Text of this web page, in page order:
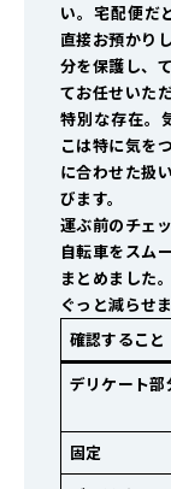
い。宅配便だ
直接お預かり
分を保護し、
てお任せいた
特別な存在。
こは特に気を
に合わせた扱
びます。
運ぶ前のチェ
自転車をスム
まとめました
ぐっと減らせま
確認すること
デリケート部
固定